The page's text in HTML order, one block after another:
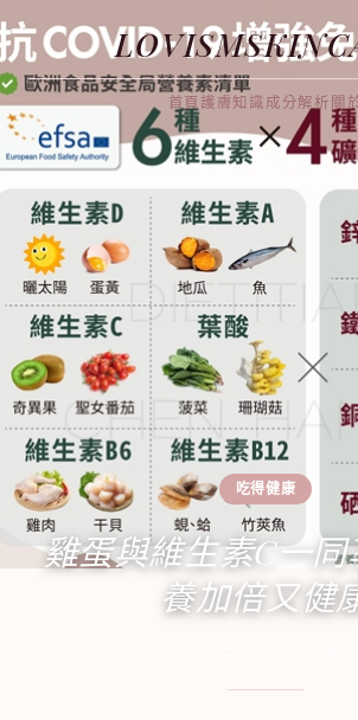
首頁護膚知識成分解析 關
吃得健康
雞蛋與維生素C一
養加倍又健